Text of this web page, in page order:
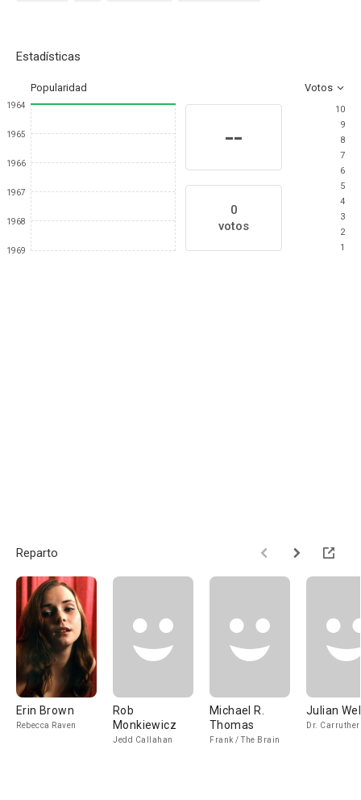
Estadísticas
Popularidad Votos
1964
1965
1966
1967
1968
1969
--
0
votos
10
9
8
7
6
5
4
3
2
1
Reparto
Erin Brown
Rebecca Raven
Rob
Monkiewicz
Jedd Callahan
Michael R.
Thomas
Frank / The Brain
Julian
Dr.